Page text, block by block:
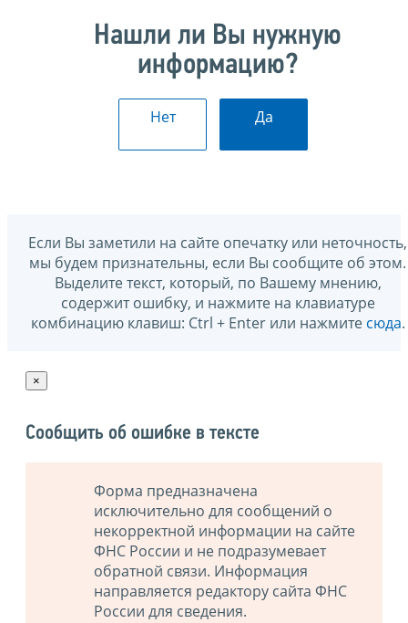
Нашли ли Вы нужную
информацию?
Нет Да
Если Вы заметили на сайте опечатку или неточность,
мы будем признательны, если Вы сообщите об этом.
Выделите текст, который, по Вашему мнению,
содержит ошибку, и нажмите на клавиатуре
комбинацию клавиш: Ctrl + Enter или нажмите сюда.
×
Сообщить об ошибке в тексте
Форма предназначена
исключительно для сообщений о
некорректной информации на сайте
ФНС России и не подразумевает
обратной связи. Информация
направляется редактору сайта ФНС
России для сведения.